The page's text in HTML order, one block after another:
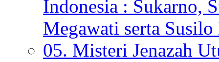
Indonesia : Sukarno,
Megawati serta
05. Misteri Jenazah